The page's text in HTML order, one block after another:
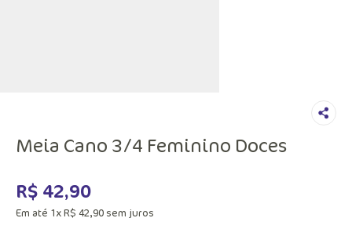
Meia Cano 3/4 Feminino Doces
R$ 42,90
Em até 1xR$ 42,90 sem juros